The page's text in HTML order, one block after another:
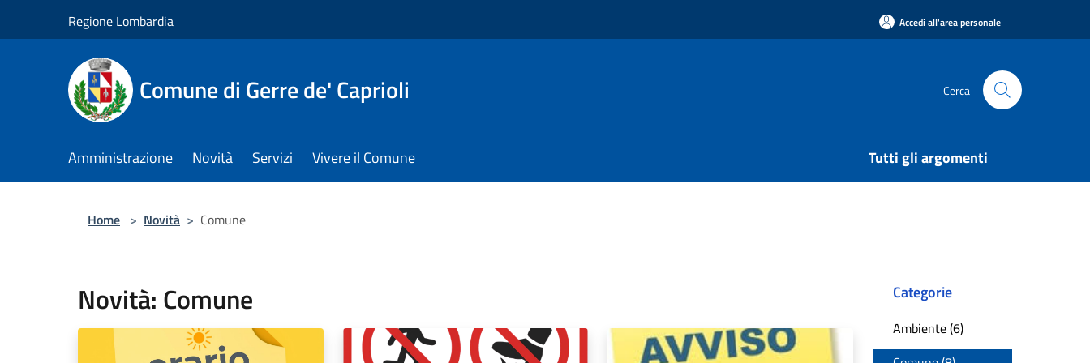
Regione Lombardia Accedi all'area personale
Comune di Gerre de' Caprioli Cerca
Amministrazione Novità Servizi Vivere il Comune Tutti gli argomenti
Home > Novità > Comune
Novità: Comune Categorie
Ambiente (6)